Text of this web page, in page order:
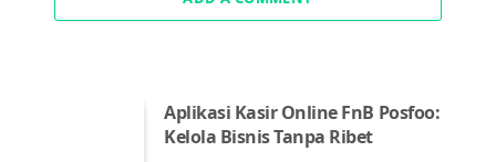
Aplikasi Kasir Online FnB Posfoo:
Kelola Bisnis Tanpa Ribet